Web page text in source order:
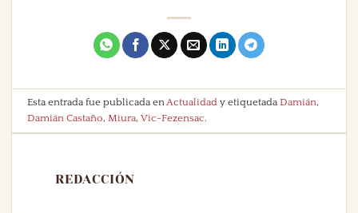
Esta entrada fue publicada enActualidad y etiquetadaDamián,
Damián Castaño,Miura,Vic-Fezensac.
REDACCIÓN